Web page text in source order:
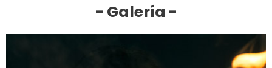
- Galería -